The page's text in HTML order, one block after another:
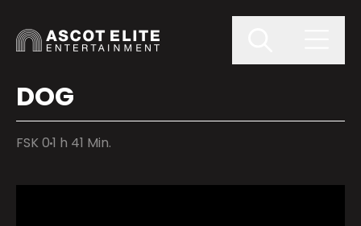
DOG
FSK 01 h 41 Min.